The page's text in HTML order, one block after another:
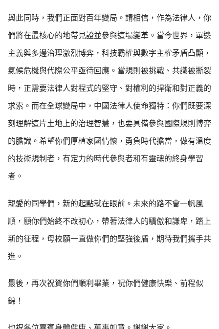
與此同時，我們正面對百年變局。請相信，作為法律人，你
們將在最核心的地帶見證並參與這場變革。當今世界，單邊
主義與多邊治理激烈博弈，科技霸權與數字主權矛盾凸顯，
氣候危機與代際公平亟待回應。當規則被挑戰、共識被撕裂
時，正需要法律人對程式的堅守、對權利的捍衛和對正義的
求索。而在全球變局中，中國法律人使命獨特：你們既要深
刻理解這片土地上的治理智慧，也要具備參與國際規則博弈
的膽識。希望你們厚植家國情懷，勇負時代擔當，做有溫度
的技術規制者，有定力的時代參與者和有靈魂的終身學習
者。
親愛的同學們，新的起點就在眼前。未來的路不會一帆風
順，願你們始終不改初心，帶著法律人的驕傲和謙卑，踏上
新的征程，母校願一直做你們的堅強後盾，期待我們攜手共
進。
最後，再次祝賀你們順利畢業，祝你們健康快樂、前程似
錦！